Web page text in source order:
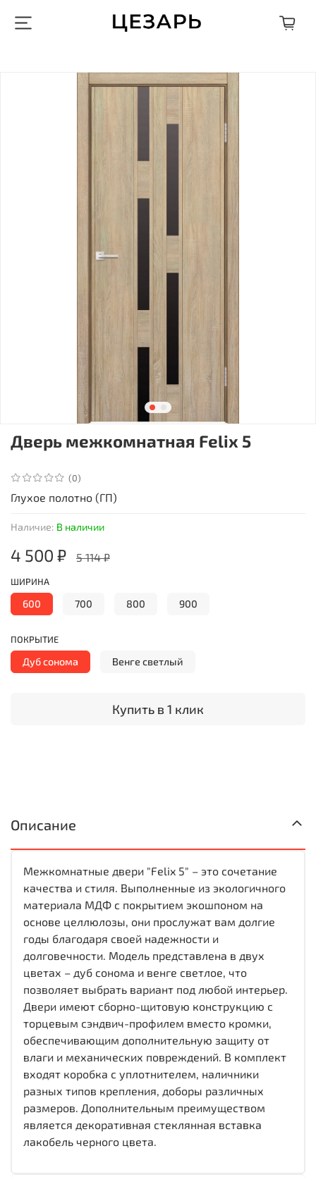
(0)
Наличие: В наличии
Дверь межкомнатная Felix 5
4 500 ₽ 5 114 ₽
Купить в 1 клик
ШИРИНА
600 700 800 900
ПОКРЫТИЕ
Дуб сонома Венге светлый
Глухое полотно (ГП)
Описание
Межкомнатные двери "Felix 5" – это сочетание
качества и стиля. Выполненные из экологичного
материала МДФ с покрытием экошпоном на
основе целлюлозы, они прослужат вам долгие
годы благодаря своей надежности и
долговечности. Модель представлена в двух
цветах – дуб сонома и венге светлое, что
позволяет выбрать вариант под любой интерьер.
Двери имеют сборно-щитовую конструкцию с
торцевым сэндвич-профилем вместо кромки,
обеспечивающим дополнительную защиту от
влаги и механических повреждений. В комплект
входят коробка с уплотнителем, наличники
разных типов крепления, доборы различных
размеров. Дополнительным преимуществом
является декоративная стеклянная вставка
лакобель черного цвета.